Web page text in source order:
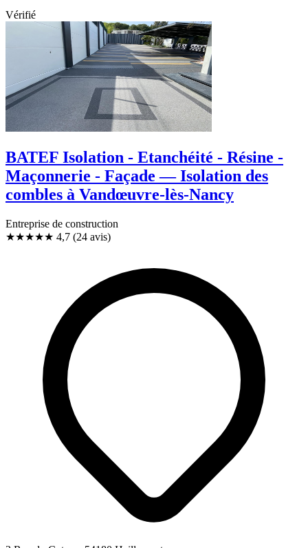
Vérifié
BATEF Isolation - Etanchéité - Résine -
Maçonnerie - Façade — Isolation des
combles à Vandœuvre-lès-Nancy
Entreprise de construction
★★★★★ 4,7 (24 avis)